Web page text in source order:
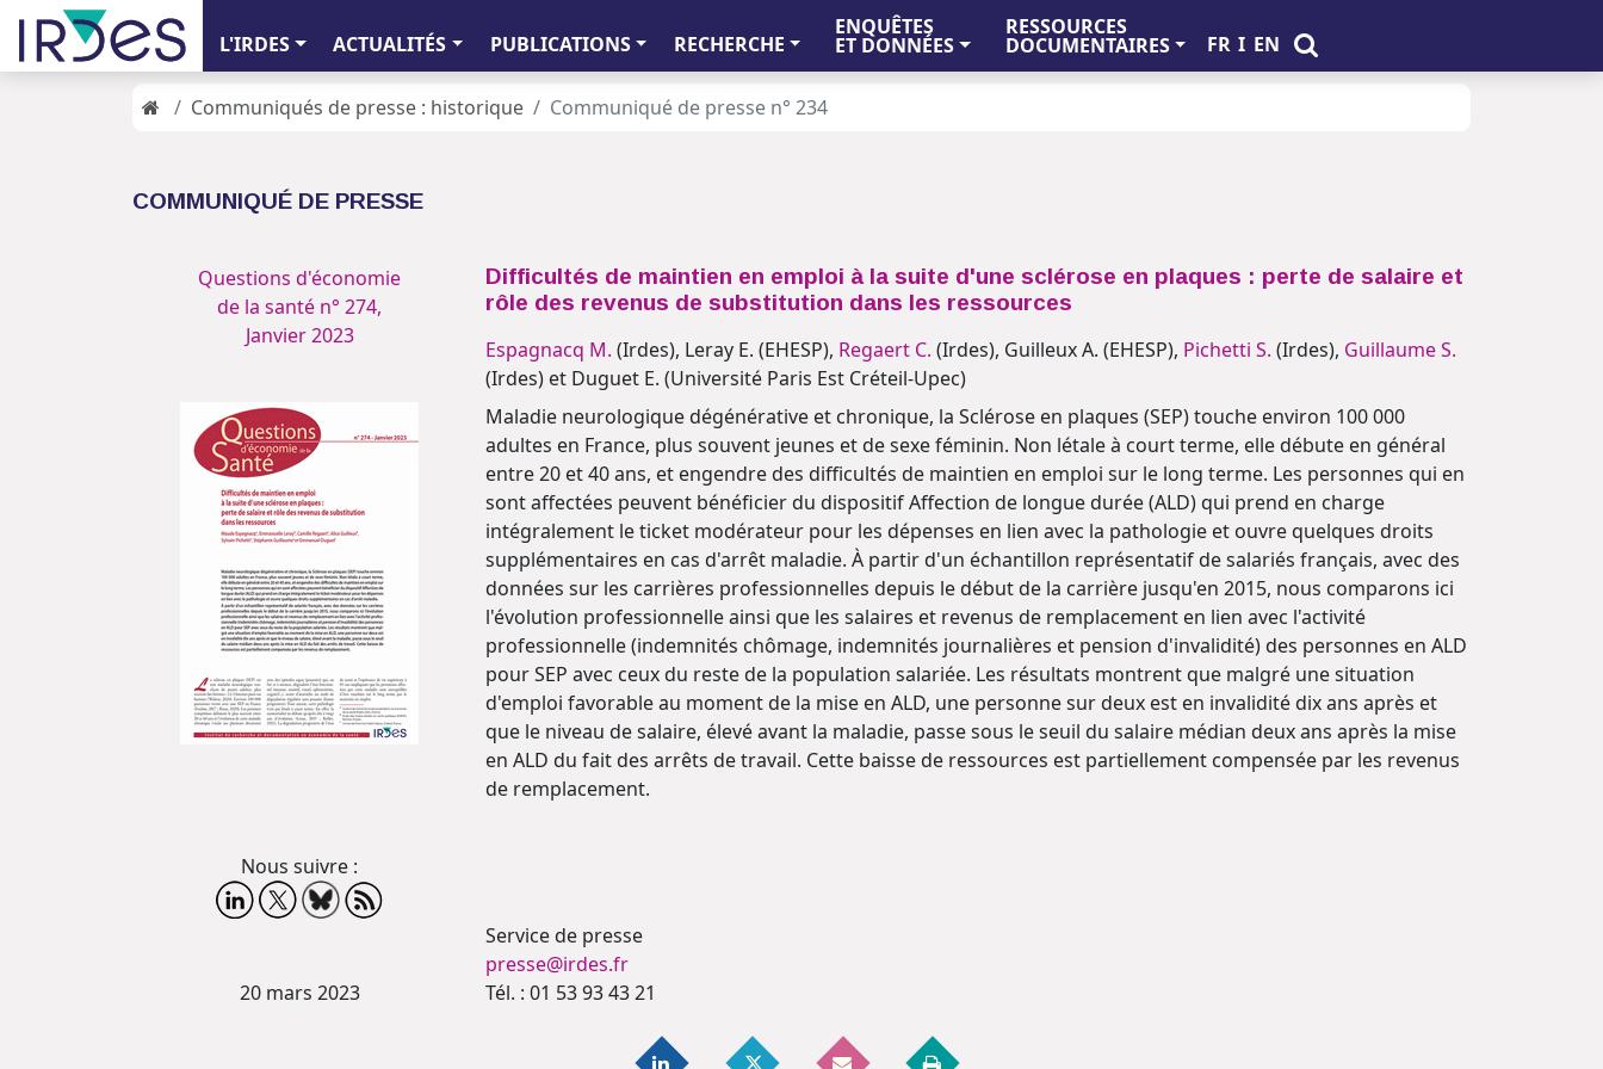
L'IRDES ACTUALITÉS PUBLICATIONS RECHERCHE
ENQUÊTES
ET DONNÉES
RESSOURCES
DOCUMENTAIRES FR I EN
Communiqués de presse : historique Communiqué de presse n° 234
COMMUNIQUÉ DE PRESSE
Questions d'économie
de la santé n° 274,
Janvier 2023
Difficultés de maintien en emploi à la suite d'une sclérose en plaques : perte de salaire et
rôle des revenus de substitution dans les ressources
Espagnacq M. (Irdes), Leray E. (EHESP), Regaert C. (Irdes), Guilleux A. (EHESP), Pichetti S. (Irdes), Guillaume S.
(Irdes) et Duguet E. (Université Paris Est Créteil-Upec)
Maladie neurologique dégénérative et chronique, la Sclérose en plaques (SEP) touche environ 100 000
adultes en France, plus souvent jeunes et de sexe féminin. Non létale à court terme, elle débute en général
entre 20 et 40 ans, et engendre des difficultés de maintien en emploi sur le long terme. Les personnes qui en
sont affectées peuvent bénéficier du dispositif Affection de longue durée (ALD) qui prend en charge
intégralement le ticket modérateur pour les dépenses en lien avec la pathologie et ouvre quelques droits
supplémentaires en cas d'arrêt maladie. À partir d'un échantillon représentatif de salariés français, avec des
données sur les carrières professionnelles depuis le début de la carrière jusqu'en 2015, nous comparons ici
l'évolution professionnelle ainsi que les salaires et revenus de remplacement en lien avec l'activité
professionnelle (indemnités chômage, indemnités journalières et pension d'invalidité) des personnes en ALD
pour SEP avec ceux du reste de la population salariée. Les résultats montrent que malgré une situation
d'emploi favorable au moment de la mise en ALD, une personne sur deux est en invalidité dix ans après et
que le niveau de salaire, élevé avant la maladie, passe sous le seuil du salaire médian deux ans après la mise
en ALD du fait des arrêts de travail. Cette baisse de ressources est partiellement compensée par les revenus
de remplacement.
Nous suivre :
20 mars 2023
Service de presse
presse@irdes.fr
Tél. : 01 53 93 43 21